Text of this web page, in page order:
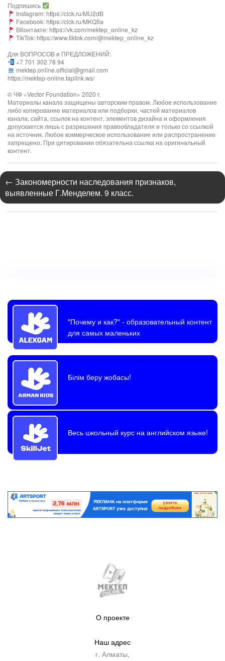
Подпишись
Instagram: https://clck.ru/MU2dB
Facebook: https://clck.ru/MKQ5a
ВКонтакте: https://vk.com/mektep_online_kz
TikTok: https://www.tiktok.com/@mektep_online_kz
Для ВОПРОСОВ и ПРЕДЛОЖЕНИЙ:
+7 701 302 78 94
mektep.online.official@gmail.com
https://mektep-online.taplink.ws/
© ЧФ «Vector Foundation» 2020 г.
Материалы канала защищены авторским правом. Любое использование
либо копирование материалов или подборки, частей материалов
канала, сайта, ссылок на контент, элементов дизайна и оформления
допускается лишь с разрешения правообладателя и только со ссылкой
на источник. Любое коммерческое использование или распространение
запрещено. При цитировании обязательна ссылка на оригинальный
контент.
← Закономерности наследования признаков,
выявленные Г.Менделем. 9 класс.
"Почему и как?"- образовательный контент
для самых маленьких
Білім беру жобасы!
Весь школьный курс на английском языке!
О проекте
Наш адрес
г. Алматы,